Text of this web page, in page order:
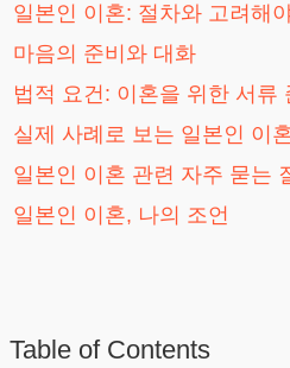
일본인 이혼: 절차와 고려해
마음의 준비와 대화
법적 요건: 이혼을 위한 서류
실제 사례로 보는 일본인 이
일본인 이혼 관련 자주 묻는
일본인 이혼, 나의 조언
Table of Contents